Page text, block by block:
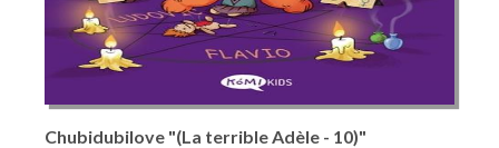
Chubidubilove "(La terrible Adèle - 10)"